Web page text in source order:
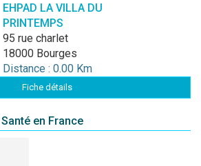
EHPAD LA VILLA DU
PRINTEMPS
95 rue charlet
18000 Bourges
Distance : 0.00 Km
Fiche détails
en France